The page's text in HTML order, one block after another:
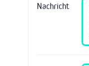
Nachricht